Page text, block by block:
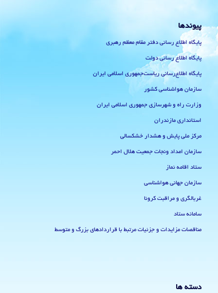
پیوندها
پایگاه اطلاع رسانی دفتر مقام معظم رهبری
پایگاه اطلاع رسانی دولت
پایگاه اطلاع‌رسانی ریاست‌جمهوری اسلامی ایران
سازمان هواشناسی کشور
وزارت راه و شهرسازی جمهوری اسلامی ایران
استانداری مازندران
مرکز ملی پایش و هشدار خشکسالی
سازمان امداد ونجات جمعیت هلال احمر
ستاد اقامه نماز
سازمان جهانی هواشناسی
غربالگری و مراقبت کرونا
سامانه ستاد
مناقصات مزایدات و جزئیات مرتبط با قراردادهای بزرگ و متوسط
دسته ها